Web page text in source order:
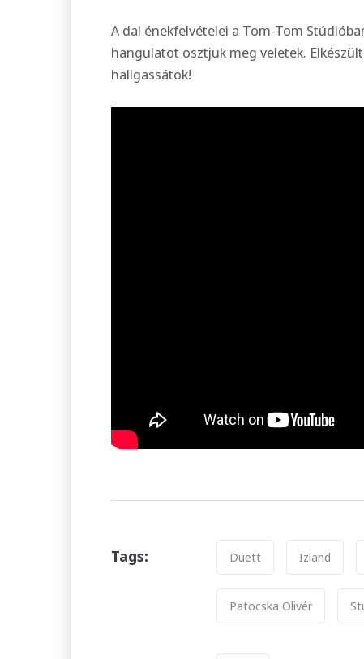
A dal énekfelvételei a Tom-Tom
hangulatot osztjuk meg veletek.
hallgassátok!
Tags: Duett Izland
Patocska Olivér